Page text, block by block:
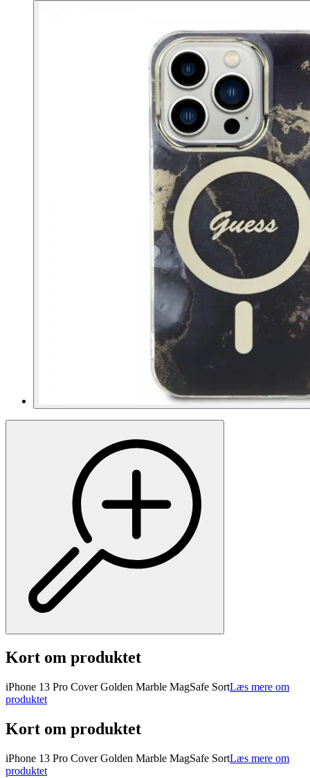
Kort om produktet
iPhone 13 Pro Cover Golden Marble MagSafe SortLæs mere om
produktet
Kort om produktet
iPhone 13 Pro Cover Golden Marble MagSafe SortLæs mere om
produktet